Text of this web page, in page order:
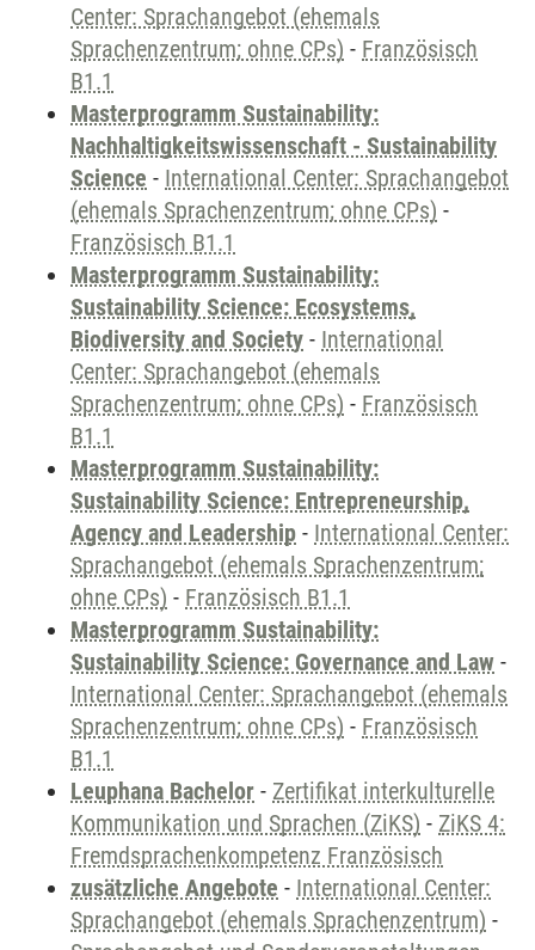
Center: Sprachangebot (ehemals
Sprachenzentrum; ohne CPs) - Französisch
B1.1
Masterprogramm Sustainability:
Nachhaltigkeitswissenschaft - Sustainability
Science - International Center: Sprachangebot
(ehemals Sprachenzentrum; ohne CPs) -
Französisch B1.1
Masterprogramm Sustainability:
Sustainability Science: Ecosystems,
Biodiversity and Society - International
Center: Sprachangebot (ehemals
Sprachenzentrum; ohne CPs) - Französisch
B1.1
Masterprogramm Sustainability:
Sustainability Science: Entrepreneurship,
Agency and Leadership - International Center:
Sprachangebot (ehemals Sprachenzentrum;
ohne CPs) - Französisch B1.1
Masterprogramm Sustainability:
Sustainability Science: Governance and Law -
International Center: Sprachangebot (ehemals
Sprachenzentrum; ohne CPs) - Französisch
B1.1
Leuphana Bachelor - Zertifikat interkulturelle
Kommunikation und Sprachen (ZiKS) - ZiKS 4:
Fremdsprachenkompetenz Französisch
zusätzliche Angebote - International Center:
Sprachangebot (ehemals Sprachenzentrum) -